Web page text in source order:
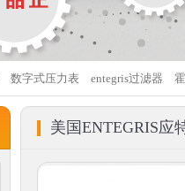
数字式压力表 entegris过滤器
美国ENTEGRIS应